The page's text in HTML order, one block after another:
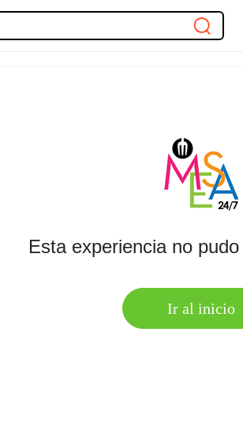
Esta experiencia no
Ir al inicio